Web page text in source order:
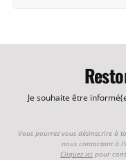
Je souhaite être
Vous pourrez vous désinscrire à
nous contactant à
Cliquez ici pour